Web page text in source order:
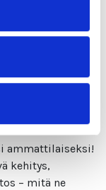
ammattilaiseksi!
kehitys,
– mitä ne